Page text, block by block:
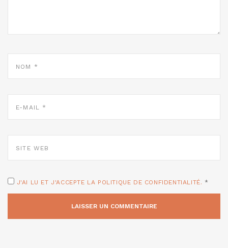
MAIL
WEB
J'AI LU ET J'ACCEPTE LA POLITIQUE DE CONFIDENTIALITÉ. *